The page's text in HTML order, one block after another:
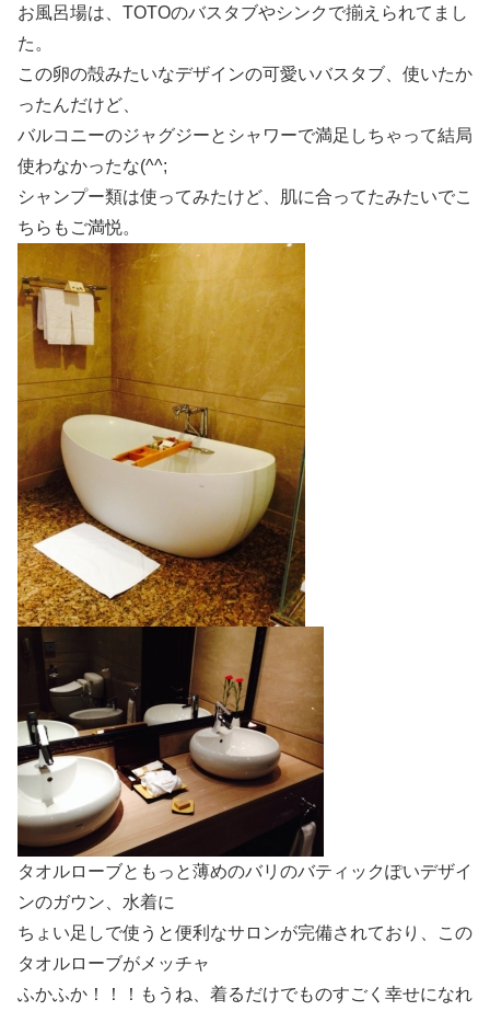
お風呂場は、TOTOのバスタブやシンクで揃えられてまし
た。
この卵の殻みたいなデザインの可愛いバスタブ、使いたか
ったんだけど、
バルコニーのジャグジーとシャワーで満足しちゃって結局
使わなかったな(^^;
シャンプー類は使ってみたけど、肌に合ってたみたいでこ
ちらもご満悦。
タオルローブともっと薄めのバリのバティックぽいデザイ
ンのガウン、水着に
ちょい足しで使うと便利なサロンが完備されており、この
タオルローブがメッチャ
ふかふか！！！もうね、着るだけでものすごく幸せになれ